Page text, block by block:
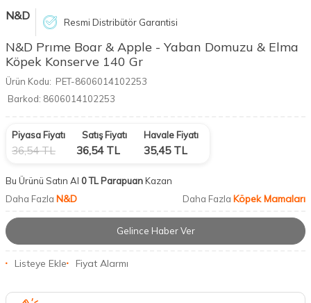
N&D Resmi Distribütör Garantisi
N&D Prıme Boar & Apple - Yaban Domuzu & Elma
Köpek Konserve 140 Gr
Ürün Kodu: PET-8606014102253
Barkod: 8606014102253
Piyasa Fiyatı
36,54TL
Satış Fiyatı
36,54TL
Havale Fiyatı
35,45TL
Bu Ürünü Satın Al 0 TL ParapuanKazan
Daha Fazla N&D Daha Fazla Köpek Mamaları
Gelince Haber Ver
Listeye Ekle Fiyat Alarmı